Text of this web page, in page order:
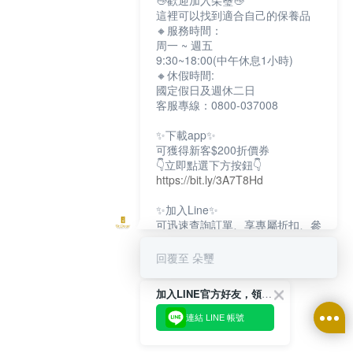
加入LINE官方好友，領取$200折價券
連結 LINE 帳號
這裡可以找到適合自己的保養品
🔸服務時間：
周一 ~ 週五
9:30~18:00(中午休息1小時)
🔸休假時間:
國定假日及週休二日
客服專線：0800-037008
✨下載app✨
可獲得新客$200折價券
👇立即點選下方按鈕👇
https://bit.ly/3A7T8Hd
✨加入Line✨
可迅速查詢訂單、享專屬折扣、參
👇立即點選下方按鈕👇
✨追蹤IG✨
👇立即點選下方按鈕👇
https://bit.ly/3w8zJm1
回覆至 朵璽